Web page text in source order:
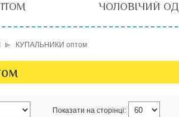
ЧОЛОВІЧИЙ
КУПАЛЬНИКИ оптом
Показати на сторінці: